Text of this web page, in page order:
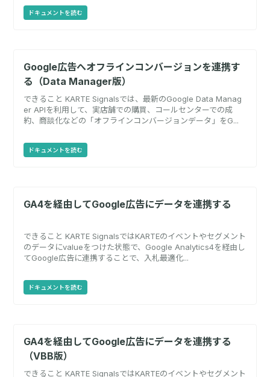
ドキュメントを読む
Google広告へオフラインコンバージョンを連携す
る（Data Manager版）
できること KARTE Signalsでは、最新のGoogle Data Manag
er APIを利用して、実店舗での購買、コールセンターでの成
約、商談化などの「オフラインコンバージョンデータ」をG...
ドキュメントを読む
GA4を経由してGoogle広告にデータを連携する
できること KARTE SignalsではKARTEのイベントやセグメント
のデータにvalueをつけた状態で、Google Analytics4を経由し
てGoogle広告に連携することで、入札最適化...
ドキュメントを読む
GA4を経由してGoogle広告にデータを連携する
（VBB版）
できること KARTE SignalsではKARTEのイベントやセグメント